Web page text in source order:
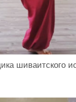
шиваитского